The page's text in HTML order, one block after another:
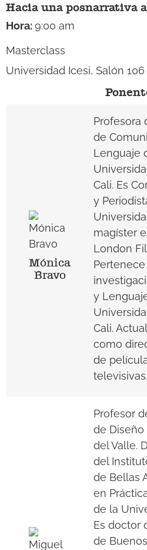
Hacia una posnarrativa
Hora:9:00 am
Masterclass
Universidad Icesi, Salón 106
Mónica
Bravo
Profesora
de
Lenguaje
Cali. Es
y
magíster
London
y
Cali.
como
de
televisivas.
Profesor
de Diseño
del Valle.
del
de Bellas
en
de la
Es doctor
de